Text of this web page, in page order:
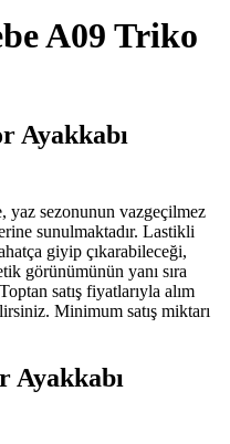
A09 Triko
Ayakkabı
yaz sezonunun vazgeçilmez
sunulmaktadır. Lastikli
giyip çıkarabileceği,
görünümünün yanı sıra
satış fiyatlarıyla alım
Minimum satış miktarı
Ayakkabı